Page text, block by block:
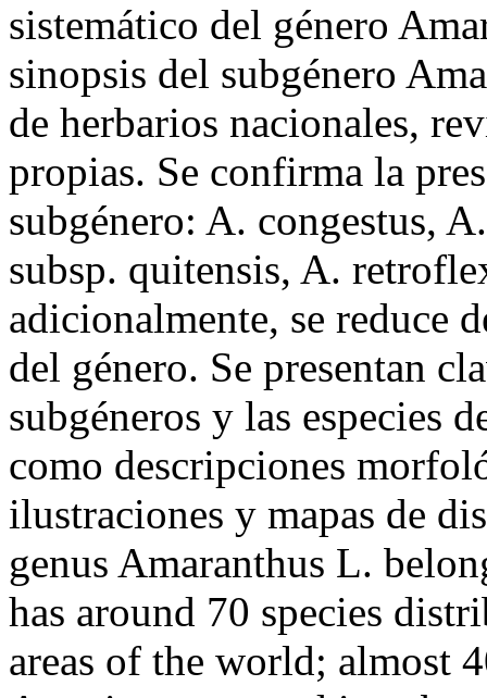
sistemático del género
sinopsis del subgénero
de herbarios nacionales,
propias. Se confirma la
subgénero: A. congestus,
subsp. quitensis, A.
adicionalmente, se reduce
del género. Se presentan
subgéneros y las especies
como descripciones
ilustraciones y mapas de
genus Amaranthus L.
has around 70 species
areas of the world; almost